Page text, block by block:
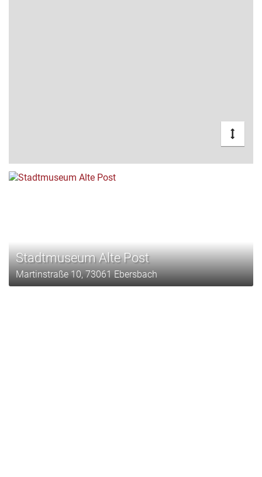
Stadtmuseum Alte Post
Martinstraße 10, 73061 Ebersbach